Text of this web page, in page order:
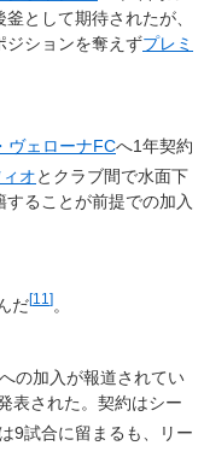
釜として期待されたが、
ジションを奪えずプレミ
ヴェローナFCへ1年契約
オとクラブ間で水面下
ることが前提での加入
だ[11 ]
の加入が報道されてい
表された。契約はシー
9試合に留まるも、リー